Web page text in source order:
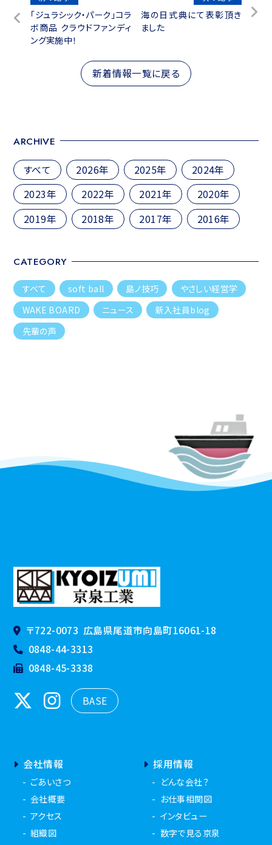
稿
ン
「ジュラシック・パーク」コラ
ボ商品 クラウドファンディ
ング実施中！
海の日式典にて表彰頂き
ました
新着情報一覧に戻る
ARCHIVE
すべて 2026年 2025年
2024年
2023年
2022年 2021年
2020年
2019年
2018年 2017年 2016年
CATEGORY
すべて soft ball 島ノ技巧
やさしい経営学
WAKE BOARD
ニュース
新入社員blog
先輩の声
〒722-0073 広島県尾道市向島町16061-18
0848-44-3313
0848-45-3338
BASE
会社情報
ごあいさつ
会社概要
アクセス
組織図
採用情報
どんな会社？
お仕事相関図
インタビュー
数字で見る京泉